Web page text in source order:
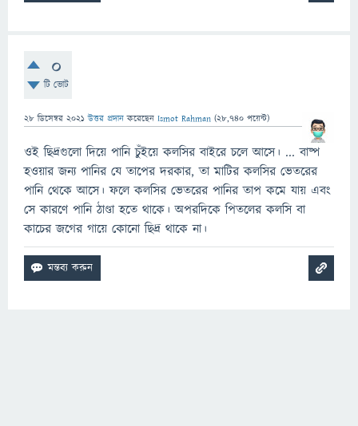
0
টি ভোট
28 ডিসেম্বর 2021 উত্তর প্রদান করেছেন Ismot Rahman (28,740 পয়েন্ট)
ওই ছিদ্রগুলো দিয়ে পানি চুঁইয়ে কলসির বাইরে চলে আসে। ... বাষ্প
হওয়ার জন্য পানির যে তাপের দরকার, তা মাটির কলসির ভেতরের
পানি থেকে আসে। ফলে কলসির ভেতরের পানির তাপ কমে যায় এবং
সে কারণে পানি ঠাণ্ডা হতে থাকে। অপরদিকে পিতলের কলসি বা
কাচের জগের গায়ে কোনো ছিদ্র থাকে না।